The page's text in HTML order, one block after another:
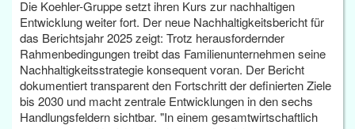
Die Koehler-Gruppe setzt ihren Kurs zur nachhaltigen
Entwicklung weiter fort. Der neue Nachhaltigkeitsbericht für
das Berichtsjahr 2025 zeigt: Trotz herausfordernder
Rahmenbedingungen treibt das Familienunternehmen seine
Nachhaltigkeitsstrategie konsequent voran. Der Bericht
dokumentiert transparent den Fortschritt der definierten Ziele
bis 2030 und macht zentrale Entwicklungen in den sechs
Handlungsfeldern sichtbar. "In einem gesamtwirtschaftlich